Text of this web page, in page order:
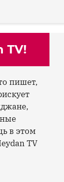
TV!
пишет,
в этом
TV